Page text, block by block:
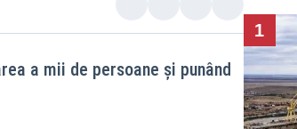
a mii de persoane și punând
1